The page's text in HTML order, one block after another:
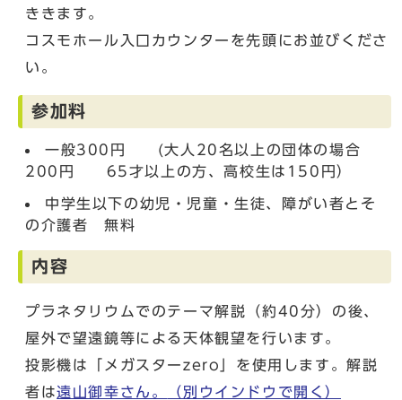
ききます。
コスモホール入口カウンターを先頭にお並びくださ
い。
参加料
一般300円 (大人20名以上の団体の場合
200円 65才以上の方、高校生は150円）
中学生以下の幼児・児童・生徒、障がい者とそ
の介護者 無料
内容
プラネタリウムでのテーマ解説（約40分）の後、
屋外で望遠鏡等による天体観望を行います。
投影機は「メガスターzero」を使用します。解説
者は遠山御幸さん。
（別ウインドウで開く）